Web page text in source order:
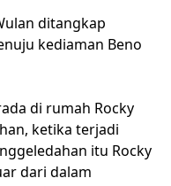
ditangkap
kediaman Beno
di rumah Rocky
ketika terjadi
itu Rocky
dari dalam